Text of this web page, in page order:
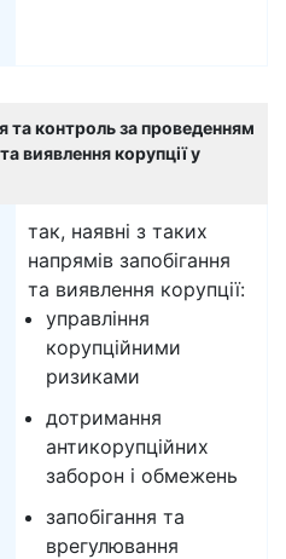
та контроль за проведенням
виявлення корупції у
так, наявні з таких
напрямів запобігання
та виявлення корупції:
управління
корупційними
ризиками
дотримання
антикорупційних
заборон і обмежень
запобігання та
врегулювання